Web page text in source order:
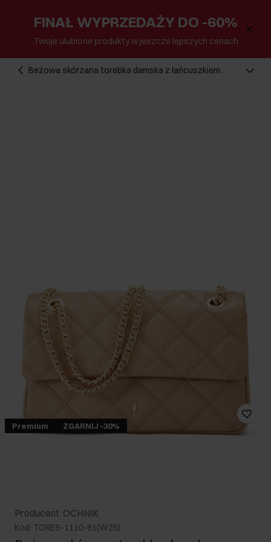
FINAŁ WYPRZEDAŻY DO -60%
Twoje ulubione produkty w jeszcze lepszych cenach
Beżowa skórzana torebka damska z łańcuszkiem
Premium ZGARNIJ -30%
Producent: OCHNIK
Kod: TORES-1110-81(W25)